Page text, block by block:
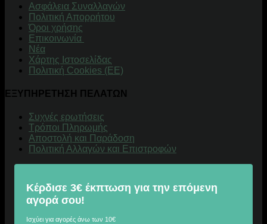
Aσφάλεια Συναλλαγών
Πολιτική Απορρήτου
Όροι χρήσης
Επικοινωνία
Νέα
Χάρτης Ιστοσελίδας
Πολιτική Cookies (ΕΕ)
ΕΞΥΠΗΡΕΤΗΣΗ ΠΕΛΑΤΩΝ
Συχνές ερωτήσεις
Τρόποι Πληρωμής
Αποστολή και Παράδοση
Πολιτική Αλλαγών και Επιστροφών
Κέρδισε 3€ έκπτωση για την επόμενη
αγορά σου!
Ισχύει για αγορές άνω των 10€